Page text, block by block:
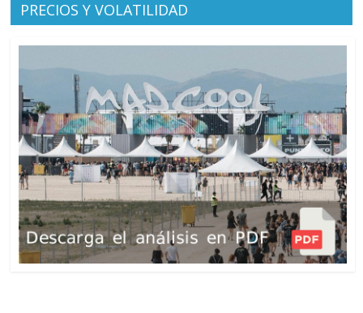
PRECIOS Y VOLATILIDAD